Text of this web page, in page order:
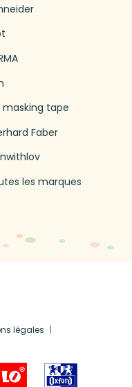
tape
Faber
les marques
légales